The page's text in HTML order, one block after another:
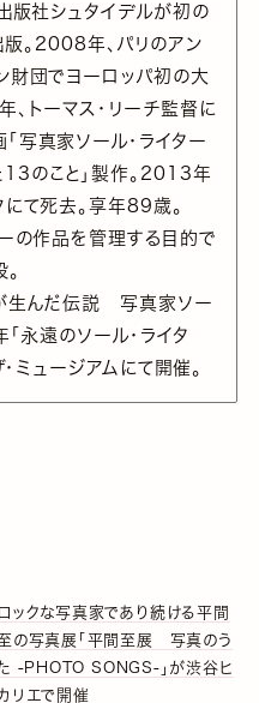
版社シュタイデルが初の
。2008年、パリのアン
財団でヨーロッパ初の大
トーマス・リーチ監督に
写真家ソール・ライター
のこと」製作。2013年
て死去。享年89歳。
の作品を管理する目的で
生んだ伝説 写真家ソー
永遠のソール・ライタ
ュージアムにて開催。
ロックな写真家であり続ける平間
の写真展「平間至展 写真のう
-PHOTO SONGS-」が渋谷ヒ
リエで開催